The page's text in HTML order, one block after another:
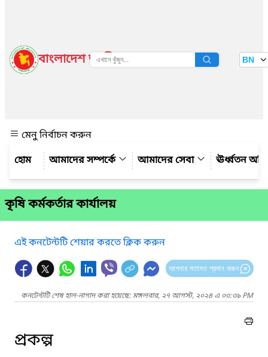
বাংলাদেশ জাতীয় তথ্য বাতায়ন BN
মেনু নির্বাচন করুন
আমাদের সম্পর্কে
আমাদের সেবা ঊর্ধ্বতন
কৃষি কর্মকর্তার কার্যালয়
এই কনটেন্টটি শেয়ার করতে ক্লিক করুন
আপনার মতামত প্রদান করুন
কনটেন্টটি শেষ হাল-নাগাদ করা হয়েছে: মঙ্গলবার, ২৭ আগস্ট, ২০২৪ এ ০৩:৩৯ PM
প্রকল্প